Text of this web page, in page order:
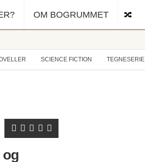
OM BOGRUMMET
SCIENCE FICTION TEGNESERIE
og